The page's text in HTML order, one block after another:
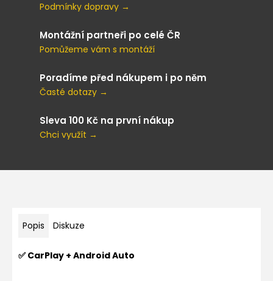
Podmínky dopravy →
Montážní partneři po celé ČR
Pomůžeme vám s montáží
Poradíme před nákupem i po něm
Časté dotazy →
Sleva 100 Kč na první nákup
Chci využít →
Popis Diskuze
✅ CarPlay + Android Auto